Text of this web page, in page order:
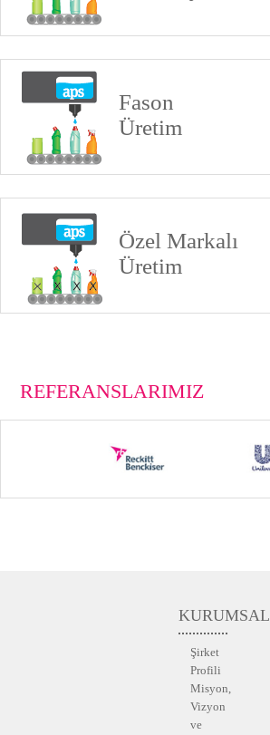
Fason
Üretim
Özel Markalı
Üretim
REFERANSLARIMIZ
KURUMSAL
Şirket
Profili
Misyon,
Vizyon
ve